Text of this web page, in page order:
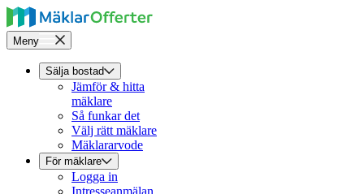
Meny
Sälja bostad
Jämför & hitta
mäklare
Så funkar det
Välj rätt mäklare
Mäklararvode
För mäklare
Logga in
Intresseanmälan